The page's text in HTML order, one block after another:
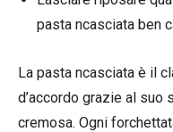
pasta ncasciata ben
La pasta ncasciata è il
d’accordo grazie al
cremosa. Ogni